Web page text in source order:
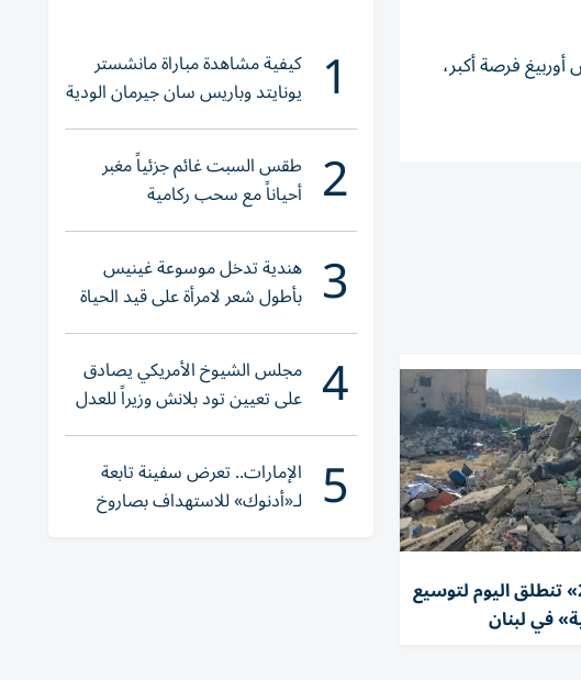
فرصة أكبر،
مفاوضات «روما 2» تنطلق اليوم لتوسيع
في لبنان
1 كيفية مشاهدة مباراة مانشستر
يونايتد وباريس سان جيرمان الودية
والقنوات الناقلة
2 طقس السبت غائم جزئياً مغبر
أحياناً مع سحب ركامية
3 هندية تدخل موسوعة غينيس
بأطول شعر لامرأة على قيد الحياة
4 مجلس الشيوخ الأمريكي يصادق
على تعيين تود بلانش وزيراً للعدل
5 الإمارات.. تعرض سفينة تابعة
لـ«أدنوك» للاستهداف بصاروخ